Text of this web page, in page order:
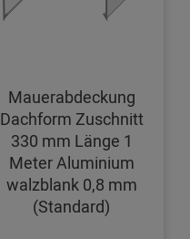
Mauerabdeckung
Dachform Zuschnitt
330 mm Länge 1
Meter Aluminium
walzblank 0,8 mm
(Standard)